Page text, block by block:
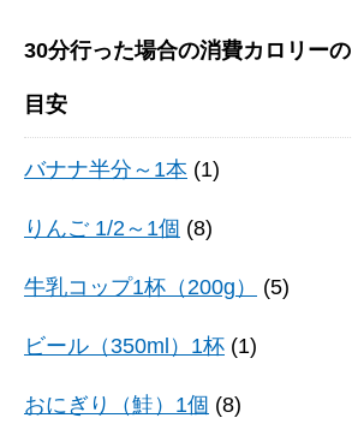
30分行った場合の消費カロリーの
目安
バナナ半分～1本 (1)
りんご 1/2～1個 (8)
牛乳コップ1杯（200g） (5)
ビール（350ml）1杯 (1)
おにぎり（鮭）1個 (8)